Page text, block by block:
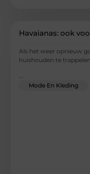
Havaianas: ook
Als het weer opnieuw
huishouden te
...
Mode En Kleding